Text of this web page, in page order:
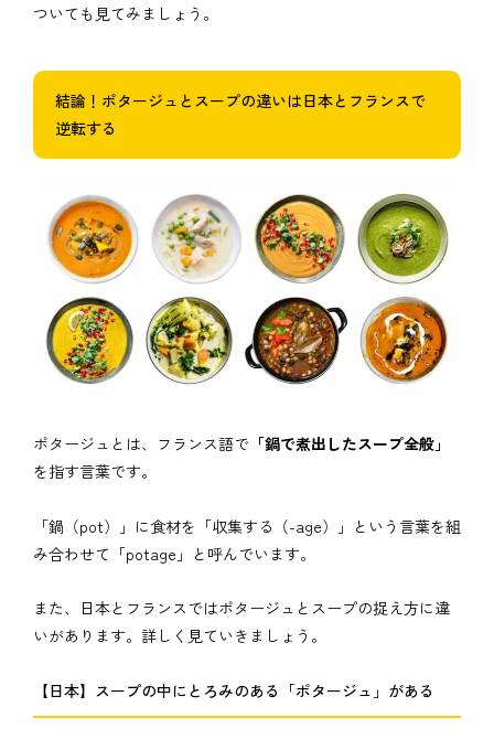
ついても見てみましょう。
結論！ポタージュとスープの違いは日本とフランスで
逆転する
ポタージュとは、フランス語で 「鍋で煮出したスープ全般」
を指す言葉です。
「鍋（pot）」に食材を「収集する（-age）」という言葉を組
み合わせて「potage」と呼んでいます。
また、日本とフランスではポタージュとスープの捉え方に違
いがあります。詳しく見ていきましょう。
【日本】スープの中にとろみのある「ポタージュ」がある